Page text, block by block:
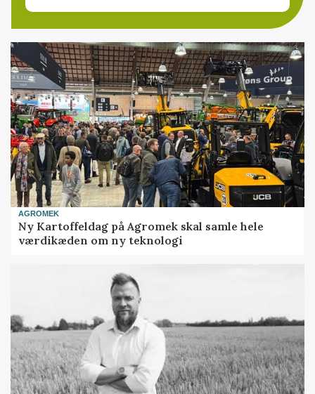
AGROMEK
Ny Kartoffeldag på Agromek skal samle hele
værdikæden om ny teknologi